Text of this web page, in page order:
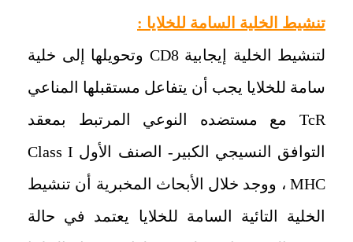
‏تنشيط الخلية السامة للخلايا :
‏لتنشيط الخلية إيجابيةCD8 وتحويلها إلى خلية
سامة للخلايا يجب أن يتفاعل مستقبلها المناعي
TcR مع مستضده النوعي المرتبط بمعقد
التوافق النسيجي الكبير- الصنف الأول Class I
MHC ، ‏ووجد خلال الأبحاث المخبرية أن تنشيط
الخلية التائية السامة للخلايا يعتمد في حالة